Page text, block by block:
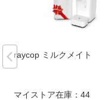
raycop ミルクメイト
マイストア在庫： 44